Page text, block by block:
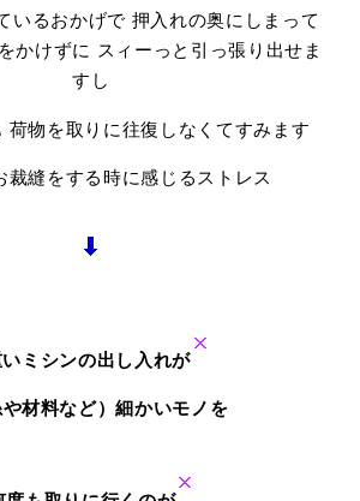
いるおかげで 押入れの奥にしまって
かけずに スィーっと引っ張り出せま
すし
荷物を取りに往復しなくてすみます
裁縫をする時に感じるストレス
ミシンの出し入れが
材料など）細かいモノを